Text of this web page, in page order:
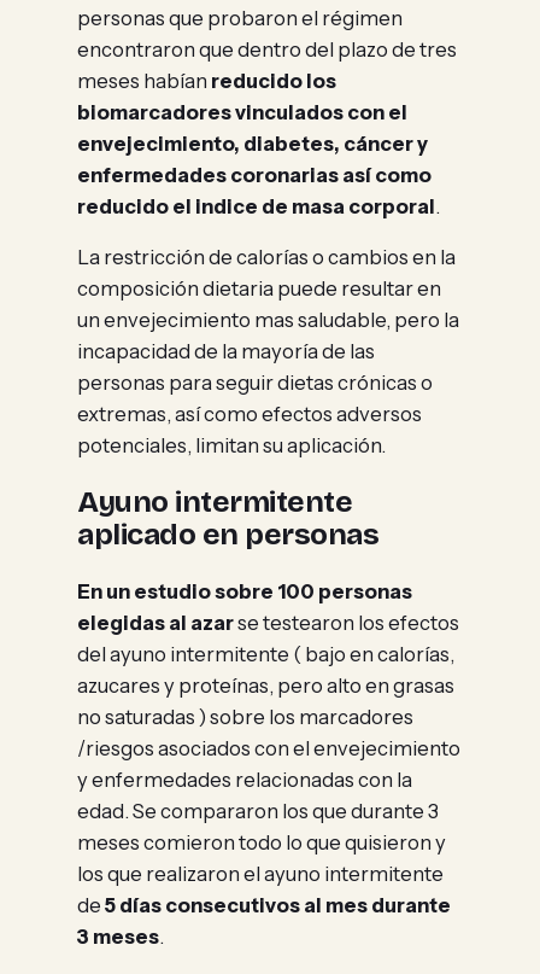
personas que probaron el régimen
encontraron que dentro del plazo de tres
meses habían reducido los
biomarcadores vinculados con el
envejecimiento, diabetes, cáncer y
enfermedades coronarias así como
reducido el indice de masa corporal.
La restricción de calorías o cambios en la
composición dietaria puede resultar en
un envejecimiento mas saludable, pero la
incapacidad de la mayoría de las
personas para seguir dietas crónicas o
extremas, así como efectos adversos
potenciales, limitan su aplicación.
Ayuno intermitente
aplicado en personas
En un estudio sobre 100 personas
elegidas al azarse testearon los efectos
del ayuno intermitente ( bajo en calorías,
azucares y proteínas, pero alto en grasas
no saturadas ) sobre los marcadores
/riesgos asociados con el envejecimiento
y enfermedades relacionadas con la
edad. Se compararon los que durante 3
meses comieron todo lo que quisieron y
los que realizaron el ayuno intermitente
de 5 días consecutivos al mes durante
3 meses.